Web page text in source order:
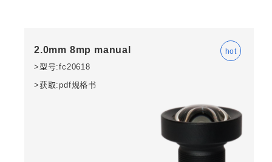
2.0mm 8mp manual
>型号:fc20618
>获取:pdf规格书